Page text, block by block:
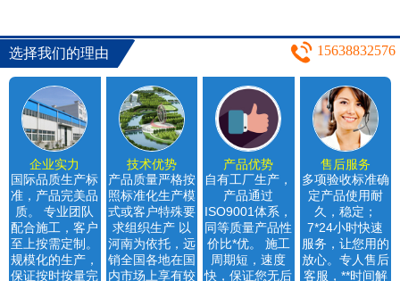
选择我们的理由 15638832576
企业实力
国际品质生产标
准，产品完美品
质。 专业团队
配合施工，客户
至上按需定制。
规模化的生产，
保证按时按量完
技术优势
产品质量严格按
照标准化生产模
式或客户特殊要
求组织生产 以
河南为依托，远
销全国各地在国
内市场上享有较
产品优势
自有工厂生产，
产品通过
ISO9001体系，
同等质量产品性
价比*优。 施工
周期短，速度
快，保证您无后
售后服务
多项验收标准确
定产品使用耐
久，稳定；
7*24小时快速
服务，让您用的
放心。专人售后
客服，**时间解